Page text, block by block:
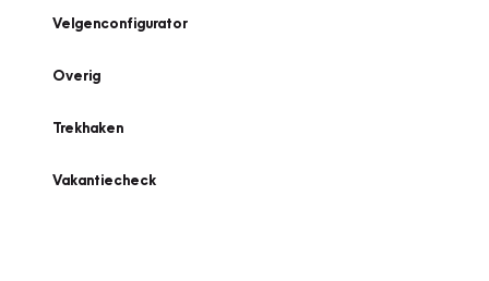
Velgenconfigurator
Overig
Trekhaken
Vakantiecheck